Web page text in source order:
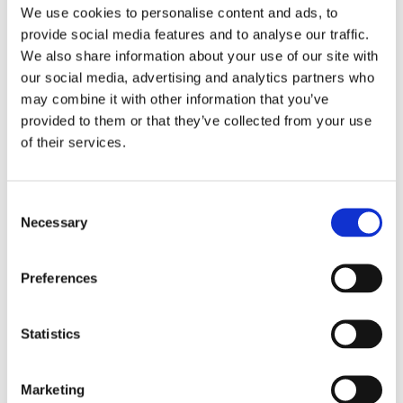
We use cookies to personalise content and ads, to
provide social media features and to analyse our traffic.
We also share information about your use of our site with
our social media, advertising and analytics partners who
may combine it with other information that you’ve
provided to them or that they’ve collected from your use
of their services.
Selection
Necessary
Preferences
Statistics
Marketing
Finnlines ökar vinsten trots
högt kostnadstryck